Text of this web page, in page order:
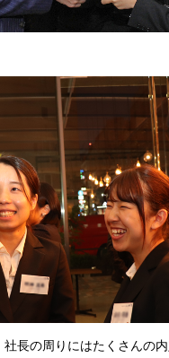
社長の周りにはたくさんの